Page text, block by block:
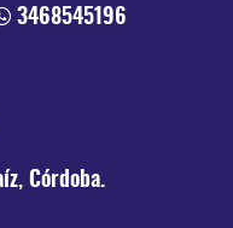
3468545196
Córdoba.